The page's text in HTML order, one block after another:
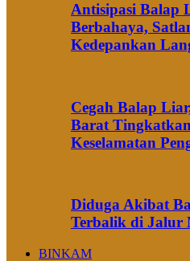
Antisipasi Balap
Berbahaya,
Kedepankan
Cegah Balap
Barat
Keselamatan
Diduga Akibat
Terbalik di Jalur
BINKAM